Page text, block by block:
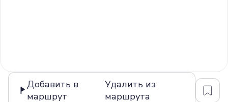
Добавить в
маршрут
Удалить из
маршрута